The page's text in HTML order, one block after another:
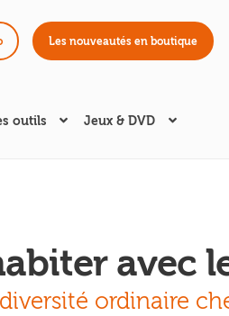
Les nouveautés en boutique
outils Jeux & DVD
avec
ordinaire